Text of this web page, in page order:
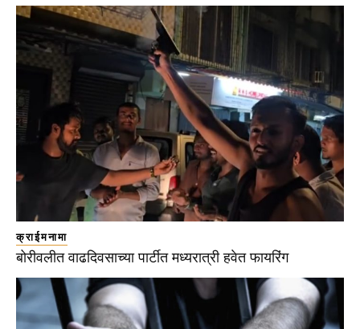
क्राईमनामा
बोरीवलीत वाढदिवसाच्या पार्टीत मध्यरात्री हवेत फायरिंग